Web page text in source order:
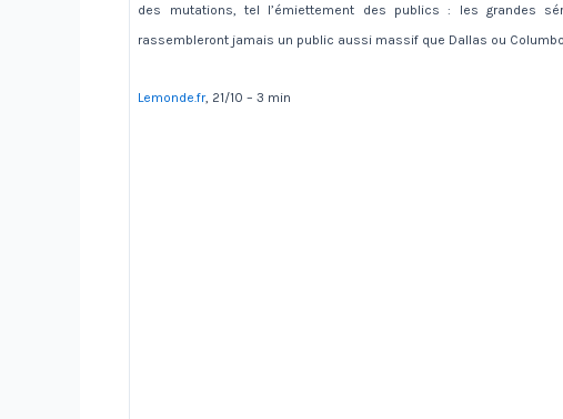
des mutations, tel l’émiettement des publics : les grandes
rassembleront jamais un public aussi massif que Dallas ou
Lemonde.fr, 21/10 – 3 min